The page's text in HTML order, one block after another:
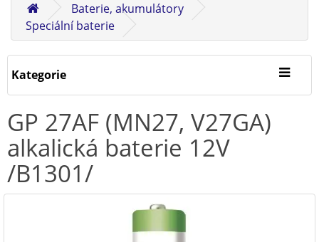
Baterie, akumulátory
Speciální baterie
Kategorie
GP 27AF (MN27, V27GA)
alkalická baterie 12V
/B1301/